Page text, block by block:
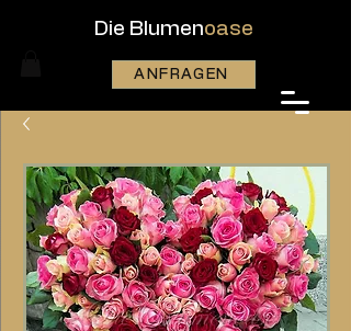
Die Blumenoase
ANFRAGEN